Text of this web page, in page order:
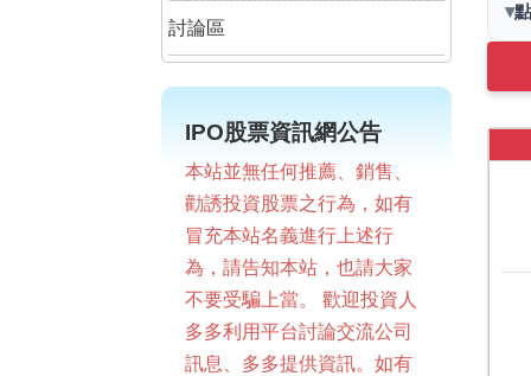
討論區
IPO股票資訊網公告
本站並無任何推薦、銷售、
勸誘投資股票之行為，如有
冒充本站名義進行上述行
為，請告知本站，也請大家
不要受騙上當。 歡迎投資人
多多利用平台討論交流公司
訊息、多多提供資訊。如有
▾